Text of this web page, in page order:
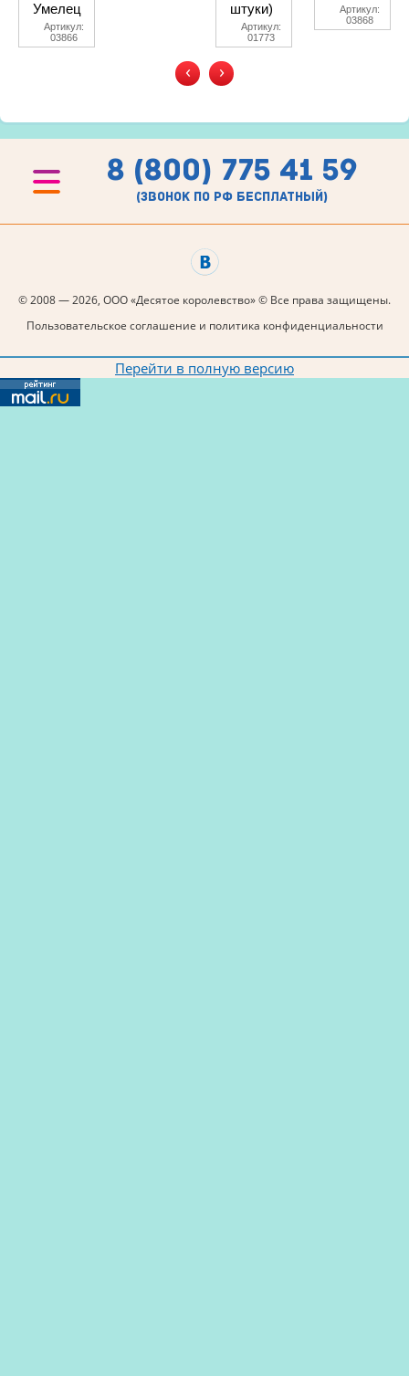
Умелец
Артикул:
03866
штуки)
Артикул:
01773
Артикул:
03868
‹ ›
8 (800) 775 41 59
(звонок по рф бесплатный)
© 2008 — 2026, ООО «Десятое королевство» © Все права защищены.
Пользовательское соглашение и политика конфиденциальности
Перейти в полную версию